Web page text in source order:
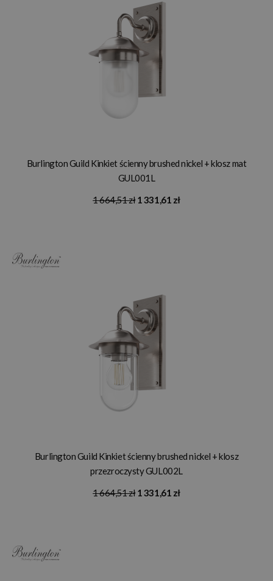
Burlington Guild Kinkiet ścienny brushed nickel + klosz mat
GUL001L
1 664,51 zł 1 331,61 zł
Burlington Guild Kinkiet ścienny brushed nickel + klosz
przezroczysty GUL002L
1 664,51 zł 1 331,61 zł